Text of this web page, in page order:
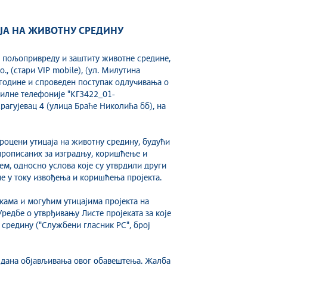
НА ЖИВОТНУ СРЕДИНУ
и заштиту животне средине,
(стари VIP mobile), (ул. Милутина
и спроведен поступак одлучивања о
телефоније "КГ3422_01-
4 (улица Браће Николића бб), на
утицаја на животну средину, будући
за изградњу, коришћење и
односно услова које су утврдили други
у току извођења и коришћења пројекта.
и могућим утицајима пројекта на
о утврђивању Листе пројеката за које
средину ("Службени гласник РС", број
дана објављивања овог обавештења. Жалба